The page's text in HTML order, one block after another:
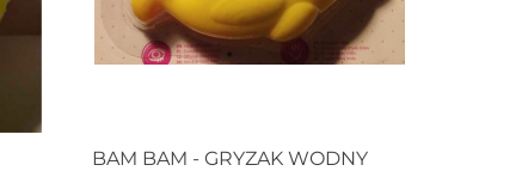
BAM BAM - GRYZAK WODNY